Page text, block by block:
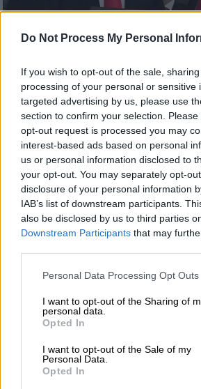
Do Not Process My Personal
If you wish to opt-out of the sale,
processing of your personal or sensitive
targeted advertising by us, please use
section to confirm your selection.
opt-out request is processed you may
interest-based ads based on personal
us or personal information disclosed to
your opt-out. You may separately opt-
disclosure of your personal information
IAB’s list of downstream participants.
also be disclosed by us to third parties
Downstream Participants that may
Please note that this website/app uses
not limited to your visit or usage
grant or deny consent to Google and its
use your data for below specified
consent section.
Personal Data Processing Opt Outs
I want to opt-out of the Sharing of
personal data.
Opted In
I want to opt-out of the Sale of my
Personal Data.
Opted In
την υπογραφή μιας διακήρυξης στο
αρχείου / Associated Press)
Προσθέστε το ΕΘΝΟΣ
ΟιΗΠΑκαι τοΙσραήλ
στην επίτευξη μιας
σχέδιο του προέδρου
σχετικά με τον τερματισμό
Γάζα, μετά από συνομιλίες
ειδικού απεσταλμένου Στιβ
γαμπρού του Τραμπ, Τζάρεντ
του Ισραηλινού
Νετανιάχου, ανέφερε χθες ο
Axios Μπαράκ Ρέιβιντ σε
του στην πλατφόρμα
Χ, επικαλούμενος έναν